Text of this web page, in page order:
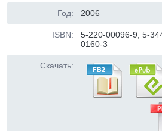
Год: 2006
ISBN:
5-220-00096-9, 5-
0160-3
Скачать: